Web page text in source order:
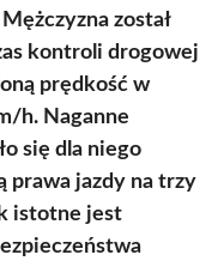
został
kontroli drogowej
prędkość w
h. Naganne
się dla niego
prawa jazdy na trzy
istotne jest